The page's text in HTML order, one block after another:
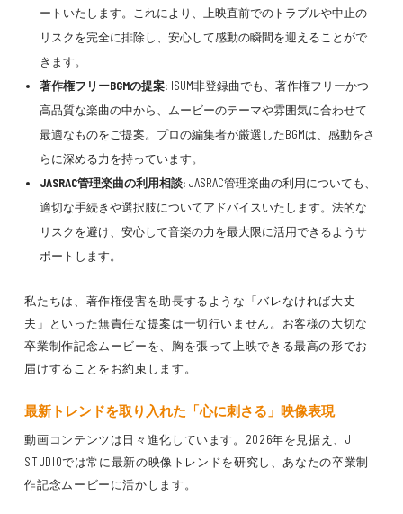
ートいたします。これにより、上映直前でのトラブルや中止の
リスクを完全に排除し、安心して感動の瞬間を迎えることがで
きます。
著作権フリーBGMの提案: ISUM非登録曲でも、著作権フリーかつ
高品質な楽曲の中から、ムービーのテーマや雰囲気に合わせて
最適なものをご提案。プロの編集者が厳選したBGMは、感動をさ
らに深める力を持っています。
JASRAC管理楽曲の利用相談: JASRAC管理楽曲の利用についても、
適切な手続きや選択肢についてアドバイスいたします。法的な
リスクを避け、安心して音楽の力を最大限に活用できるようサ
ポートします。
私たちは、著作権侵害を助長するような「バレなければ大丈
夫」といった無責任な提案は一切行いません。お客様の大切な
卒業制作記念ムービーを、胸を張って上映できる最高の形でお
届けすることをお約束します。
最新トレンドを取り入れた「心に刺さる」映像表現
動画コンテンツは日々進化しています。2026年を見据え、J
STUDIOでは常に最新の映像トレンドを研究し、あなたの卒業制
作記念ムービーに活かします。